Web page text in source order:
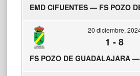
EMD CIFUENTES — FS POZO
20 diciembre,
1 -8
FS POZO DE GUADALAJARA